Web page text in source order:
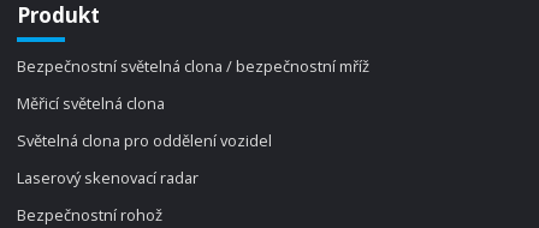
Produkt
Bezpečnostní světelná clona / bezpečnostní mříž
Měřicí světelná clona
Světelná clona pro oddělení vozidel
Laserový skenovací radar
Bezpečnostní rohož